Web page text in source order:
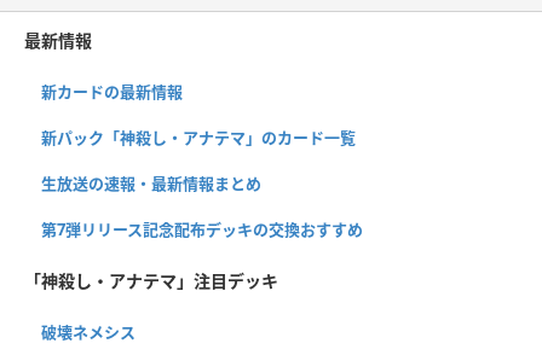
最新情報
新カードの最新情報
新パック「神殺し・アナテマ」のカード一覧
生放送の速報・最新情報まとめ
第7弾リリース記念配布デッキの交換おすすめ
「神殺し・アナテマ」注目デッキ
破壊ネメシス